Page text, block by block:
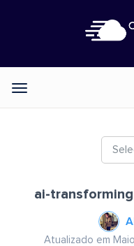
Categories
ai-
Atualizado em